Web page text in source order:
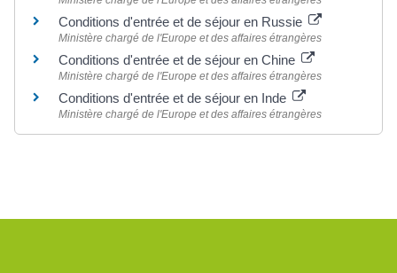
Conditions d'entrée et de séjour en Russie
Ministère chargé de l'Europe et des affaires étrangères
Conditions d'entrée et de séjour en Chine
Ministère chargé de l'Europe et des affaires étrangères
Conditions d'entrée et de séjour en Inde
Ministère chargé de l'Europe et des affaires étrangères